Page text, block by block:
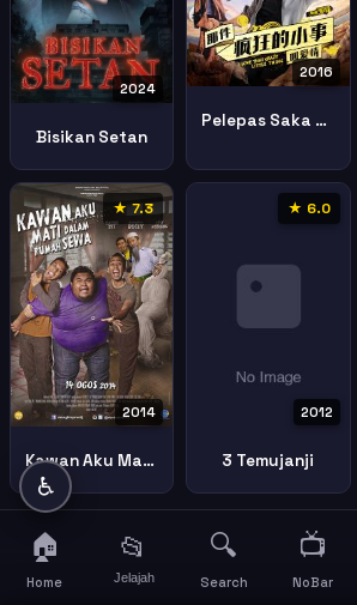
2024
Bisikan Setan
2016
Pelepas Saka 2016 Malay Movie
★ 7.3
2014
Kawan Aku Mati Dalam Rumah Sewa
★ 6.0
2012
3 Temujanji
♿
🏠
Home
📂
Jelajah
🔍
Search
📺
NoBar